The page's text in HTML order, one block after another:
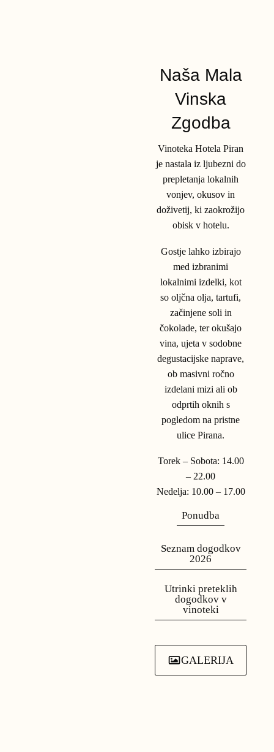
Naša Mala
Vinska
Zgodba
Vinoteka Hotela Piran
je nastala iz ljubezni do
prepletanja lokalnih
vonjev, okusov in
doživetij, ki zaokrožijo
obisk v hotelu.
Gostje lahko izbirajo
med izbranimi
lokalnimi izdelki, kot
so oljčna olja, tartufi,
začinjene soli in
čokolade, ter okušajo
vina, ujeta v sodobne
degustacijske naprave,
ob masivni ročno
izdelani mizi ali ob
odprtih oknih s
pogledom na pristne
ulice Pirana.
Torek – Sobota: 14.00
– 22.00
Nedelja: 10.00 – 17.00
Ponudba
Seznam dogodkov
2026
Utrinki preteklih
dogodkov v
vinoteki
GALERIJA